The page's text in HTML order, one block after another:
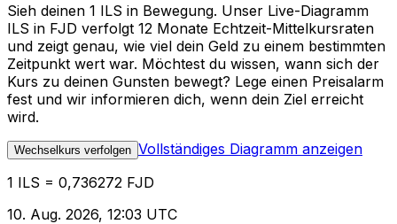
Sieh deinen 1 ILS in Bewegung. Unser Live-Diagramm
ILS in FJD verfolgt 12 Monate Echtzeit-Mittelkursraten
und zeigt genau, wie viel dein Geld zu einem bestimmten
Zeitpunkt wert war. Möchtest du wissen, wann sich der
Kurs zu deinen Gunsten bewegt? Lege einen Preisalarm
fest und wir informieren dich, wenn dein Ziel erreicht
wird.
Wechselkurs verfolgen Vollständiges Diagramm anzeigen
1 ILS = 0,736272 FJD
10. Aug. 2026, 12:03 UTC